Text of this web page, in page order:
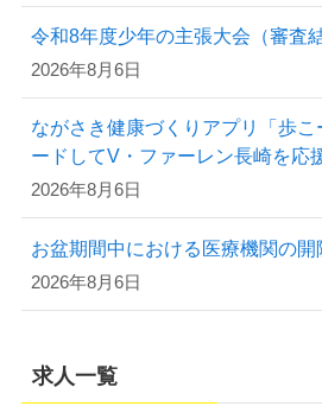
令和8年度少年の主張大会（審査結
2026年8月6日
ながさき健康づくりアプリ「歩こ
ードしてV・ファーレン長崎を応
2026年8月6日
お盆期間中における医療機関の開
2026年8月6日
求人一覧